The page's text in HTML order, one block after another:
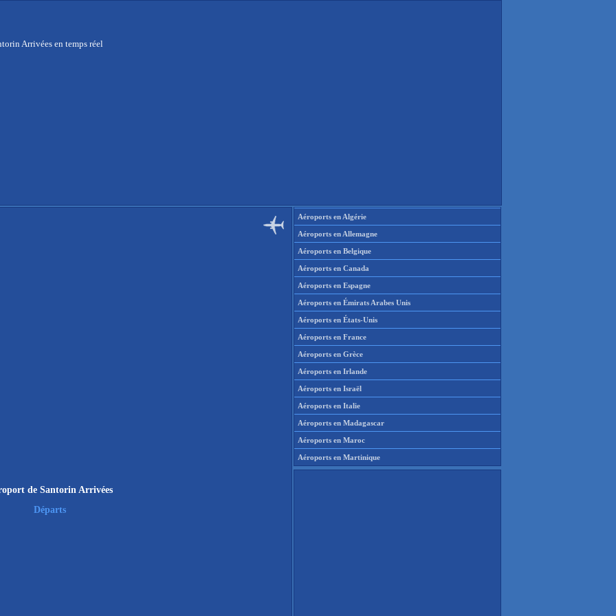
Arrivées en temps réel
de Santorin Arrivées
Départs
Aéroports en Algérie
Aéroports en Allemagne
Aéroports en Belgique
Aéroports en Canada
Aéroports en Espagne
Aéroports en Émirats Arabes Unis
Aéroports en États-Unis
Aéroports en France
Aéroports en Grèce
Aéroports en Irlande
Aéroports en Israël
Aéroports en Italie
Aéroports en Madagascar
Aéroports en Maroc
Aéroports en Martinique